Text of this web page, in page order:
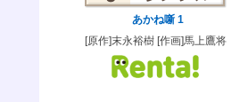
あかね噺 1
[原作]末永裕樹 [作画]馬上鷹将